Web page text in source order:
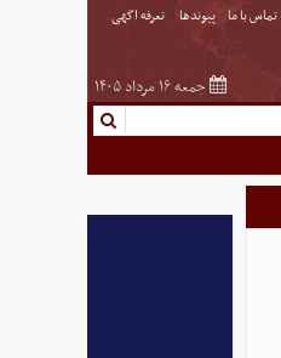
تماس با ما پیوندها تعرفه اگهی
جمعه ۱۶ مرداد ۱۴۰۵